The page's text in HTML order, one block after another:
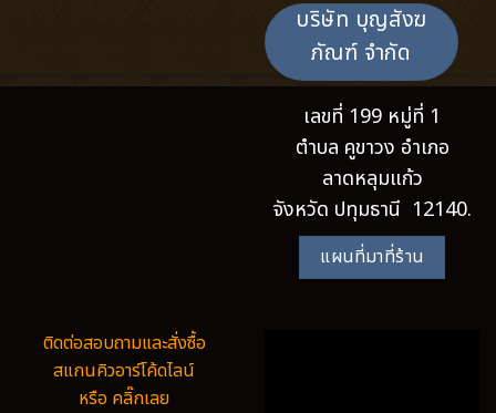
บริษัท บุญสังฆ
ภัณฑ์ จำกัด
เลขที่ 199 หมู่ที่ 1
ตำบล คูขาวง อำเภอ
ลาดหลุมแก้ว
จังหวัด ปทุมธานี 12140.
แผนที่มาที่ร้าน
ติดต่อสอบถามและสั่งซื้อ
สแกนคิวอาร์โค้ดไลน์
หรือ คลิ๊กเลย